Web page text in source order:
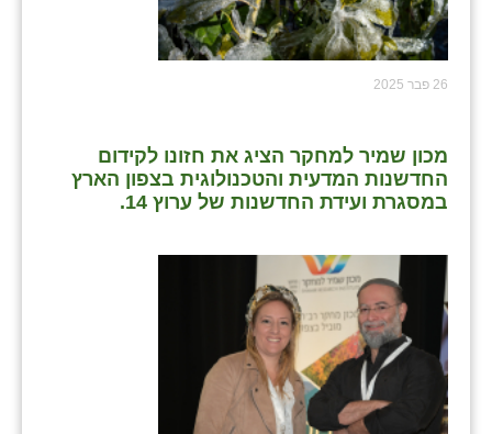
26 פבר 2025
מכון שמיר למחקר הציג את חזונו לקידום
החדשנות המדעית והטכנולוגית בצפון הארץ
במסגרת ועידת החדשנות של ערוץ 14.